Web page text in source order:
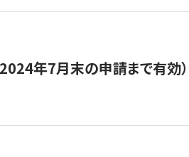
年7月末の申請まで有効）